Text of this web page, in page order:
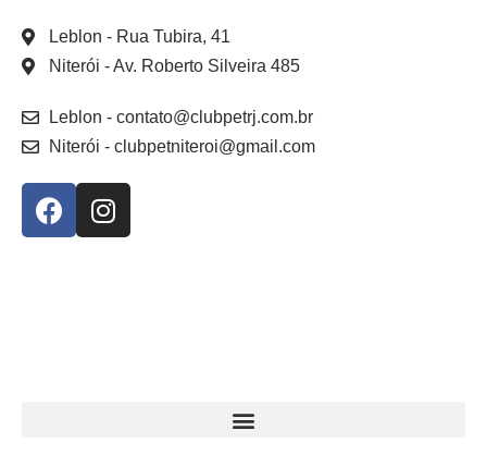
Leblon - Rua Tubira, 41
Niterói - Av. Roberto Silveira 485
Leblon - contato@clubpetrj.com.br
Niterói - clubpetniteroi@gmail.com